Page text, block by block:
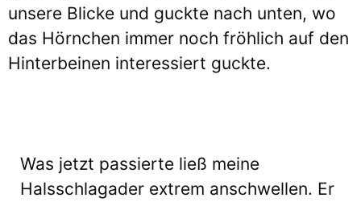
unsere Blicke und guckte nach unten, wo
das Hörnchen immer noch fröhlich auf den
Hinterbeinen interessiert guckte.
Was jetzt passierte ließ meine
Halsschlagader extrem anschwellen. Er